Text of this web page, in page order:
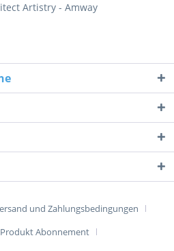
Artistry - Amway
und Zahlungsbedingungen
Produkt Abonnement